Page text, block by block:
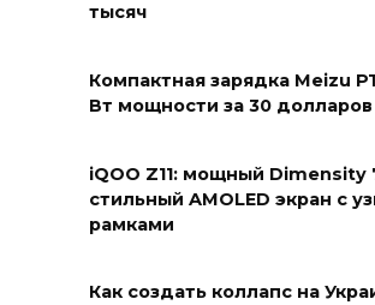
тысяч
Компактная зарядка Meizu
Вт мощности за 30 долларов
iQOO Z11: мощный Dimensity
стильный AMOLED экран с
рамками
Как создать коллапс на